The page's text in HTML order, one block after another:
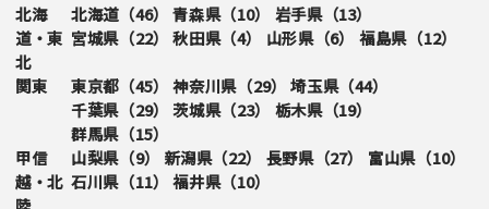
北海
道・東
北
北海道（46） 青森県（10） 岩手県（13）
宮城県（22） 秋田県（4） 山形県（6） 福島県（12）
関東 東京都（45） 神奈川県（29） 埼玉県（44）
千葉県（29） 茨城県（23） 栃木県（19）
群馬県（15）
甲信
越・北
山梨県（9） 新潟県（22） 長野県（27） 富山県（10）
石川県（11） 福井県（10）